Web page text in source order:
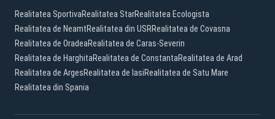
Realitatea SportivaRealitatea StarRealitatea Ecologista
Realitatea de NeamtRealitatea din USRRealitatea de Covasna
Realitatea de OradeaRealitatea de Caras-Severin
Realitatea de HarghitaRealitatea de ConstantaRealitatea de Arad
Realitatea de ArgesRealitatea de IasiRealitatea de Satu Mare
Realitatea din Spania